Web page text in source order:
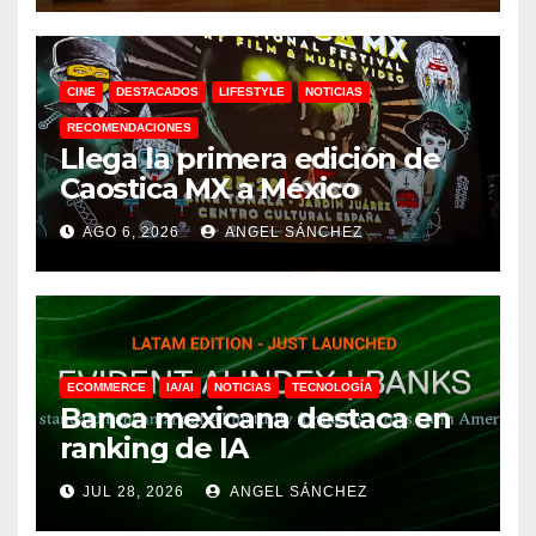
CINE DESTACADOS LIFESTYLE NOTICIAS
RECOMENDACIONES
Llega la primera edición de
Caostica MX a México
AGO 6, 2026 ANGEL SÁNCHEZ
ECOMMERCE IA/AI NOTICIAS TECNOLOGÍA
Banca mexicana destaca en
ranking de IA
JUL 28, 2026 ANGEL SÁNCHEZ